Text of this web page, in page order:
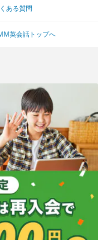
ある質問
英会話トップへ